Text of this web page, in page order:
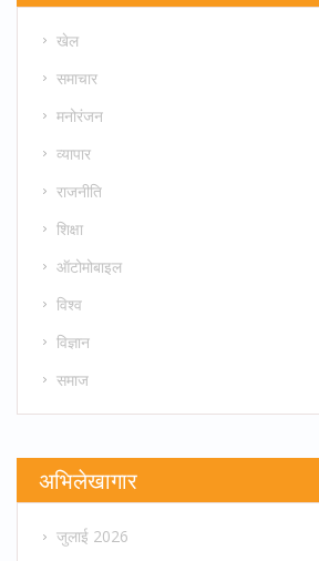
खेल
समाचार
मनोरंजन
व्यापार
राजनीति
शिक्षा
ऑटोमोबाइल
विश्व
विज्ञान
समाज
अभिलेखागार
जुलाई 2026